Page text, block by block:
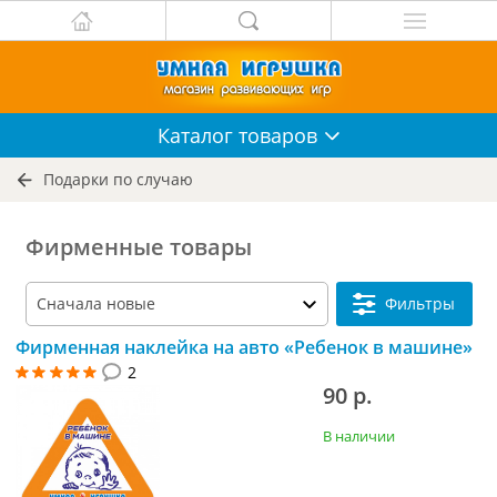
Каталог товаров
Подарки по случаю
Фирменные товары
Фильтры
Фирменная наклейка на авто «Ребенок в машине»
2
90 р.
В наличии